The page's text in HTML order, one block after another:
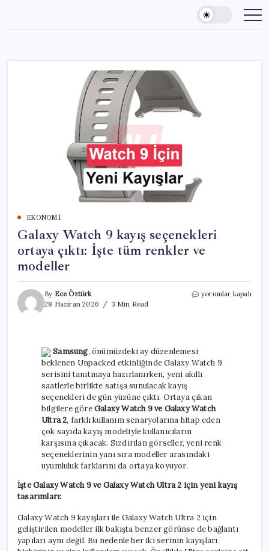
content
EKONOMI
Galaxy Watch 9 kayış seçenekleri
ortaya çıktı: İşte tüm renkler ve
modeller
By Ece Öztürk
28 Haziran 2026
3 Min Read
Galaxy
İşte
tüm
ve
modeller
için
yorumlar kapalı
Samsung, önümüzdeki ay düzenlemesi
beklenen Unpacked etkinliğinde Galaxy Watch 9
serisini tanıtmaya hazırlanırken, yeni akıllı
saatlerle birlikte satışa sunulacak kayış
seçenekleri de gün yüzüne çıktı. Ortaya çıkan
bilgilere göreGalaxy Watch 9 ve Galaxy Watch
Ultra 2, farklı kullanım senaryolarına hitap eden
çok sayıda kayış modeliyle kullanıcıların
karşısına çıkacak. Sızdırılan görseller, yeni renk
seçeneklerinin yanı sıra modeller arasındaki
uyumluluk farklarını da ortaya koyuyor.
İşte Galaxy Watch 9 ve Galaxy Watch Ultra 2 için yeni kayış
tasarımları:
Galaxy Watch 9 kayışları ile Galaxy Watch Ultra 2 için
geliştirilen modeller ilk bakışta benzer görünse de bağlantı
yapıları aynı değil. Bu nedenle her iki serinin kayışları